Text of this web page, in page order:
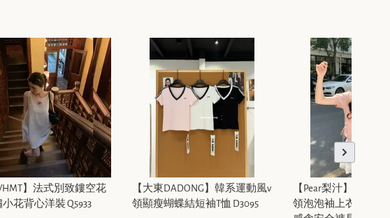
】法式別致鏤空花
花背心洋裝 Q5933
【大東DADONG】韓系運動風v
領顯瘦蝴蝶結短袖T恤 D3095
【Pear梨汁】韓系氛
領泡泡袖上衣+蕾絲